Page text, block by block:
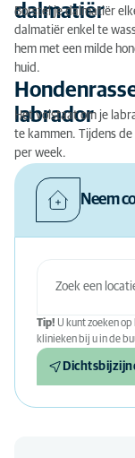
dalmatiër
Borstel je dalmatiër
dalmatiër enkel te
hem met een milde
huid.
labrador
Het volstaat om je
te kammen. Tijdens
per week.
Neem
Tip! U kunt zoeken
klinieken bij u in de